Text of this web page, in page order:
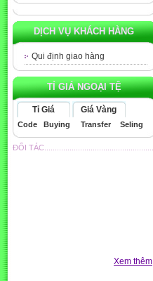
DỊCH VỤ KHÁCH HÀNG
Qui định giao hàng
TỈ GIÁ NGOẠI TỆ
Tỉ Giá Giá Vàng
Code Buying Transfer Seling
ĐỐI TÁC.....................................................
Xem thêm